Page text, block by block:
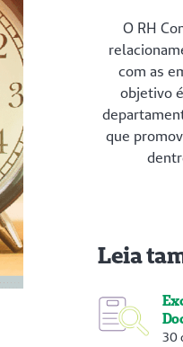
O RH
com as
objetivo
que
Leia
30